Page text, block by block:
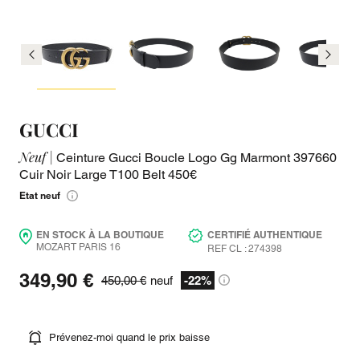
GUCCI
Neuf | Ceinture Gucci Boucle Logo Gg Marmont 397660
Cuir Noir Large T100 Belt 450€
Etat neuf
EN STOCK À LA BOUTIQUE
MOZART PARIS 16
CERTIFIÉ AUTHENTIQUE
REF CL : 274398
349,90 € 450,00 € neuf -22%
Prévenez-moi quand le prix baisse